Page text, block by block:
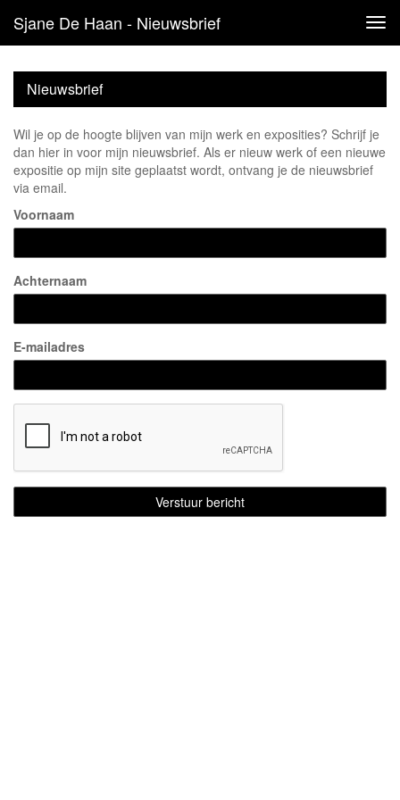
Sjane De Haan - Nieuwsbrief
Nieuwsbrief
Wil je op de hoogte blijven van mijn werk en exposities? Schrijf je
dan hier in voor mijn nieuwsbrief. Als er nieuw werk of een nieuwe
expositie op mijn site geplaatst wordt, ontvang je de nieuwsbrief
via email.
Voornaam
Achternaam
E-mailadres